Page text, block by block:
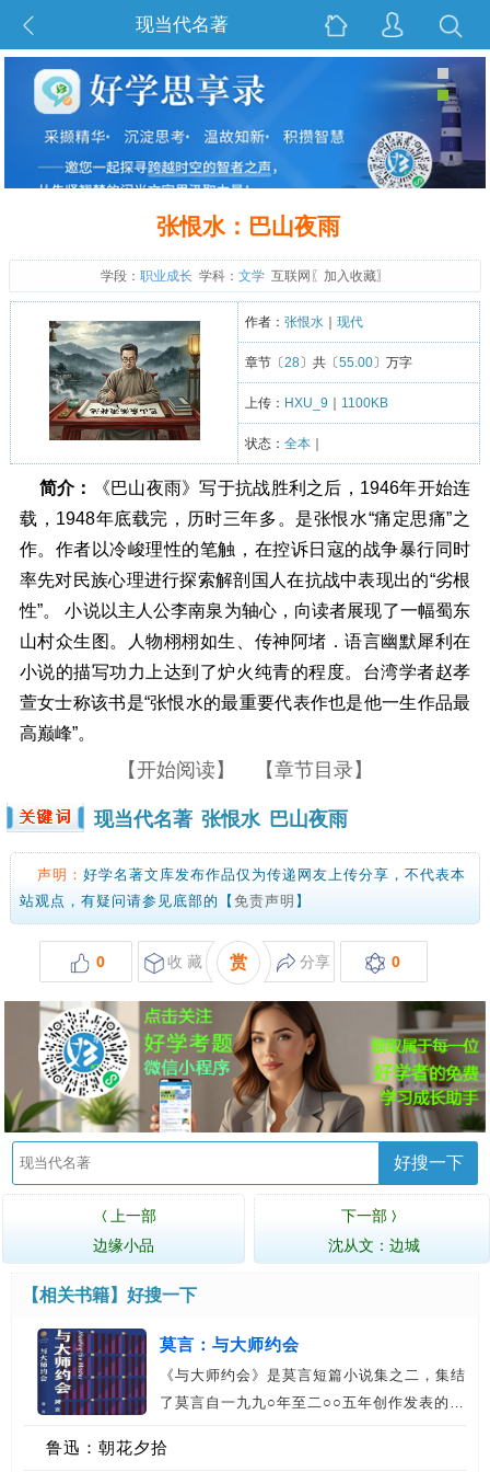
现当代名著
张恨水：巴山夜雨
学段： 职业成长 学科： 文学互联网〖 加入收藏〗
作者： 张恨水 现代
章节〔28〕共〔55.00〕万字
上传： HXU_9 1100KB
状态： 全本
简介：
《巴山夜雨》写于抗战胜利之后，1946年开始连
载，1948年底载完，历时三年多。是张恨水“痛定思痛”之
作。作者以冷峻理性的笔触，在控诉日寇的战争暴行同时
率先对民族心理进行探索解剖国人在抗战中表现出的“劣根
性”。 小说以主人公李南泉为轴心，向读者展现了一幅蜀东
山村众生图。人物栩栩如生、传神阿堵．语言幽默犀利在
小说的描写功力上达到了炉火纯青的程度。台湾学者赵孝
萱女士称该书是“张恨水的最重要代表作也是他一生作品最
高巅峰”。
【开始阅读】 【章节目录】
现当代名著 张恨水 巴山夜雨
声明： 好学名著文库发布作品仅为传递网友上传分享，不代表本
站观点，有疑问请参见底部的【 免责声明 】
0 收 藏 赏 分享 0
好搜一下
〈
上一部
边缘小品
下一部 〉
沈从文：边城
【相关书籍】 好搜一下
莫言：与大师约会
《与大师约会》是莫言短篇小说集之二，集结
了莫言自一九九○年至二○○五年创作发表的…
鲁迅：朝花夕拾